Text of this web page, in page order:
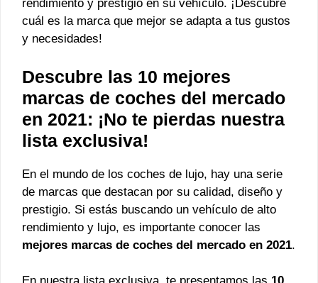
rendimiento y prestigio en su vehículo. ¡Descubre
cuál es la marca que mejor se adapta a tus gustos
y necesidades!
Descubre las 10 mejores
marcas de coches del mercado
en 2021: ¡No te pierdas nuestra
lista exclusiva!
En el mundo de los coches de lujo, hay una serie
de marcas que destacan por su calidad, diseño y
prestigio. Si estás buscando un vehículo de alto
rendimiento y lujo, es importante conocer las
mejores marcas de coches del mercado en 2021.